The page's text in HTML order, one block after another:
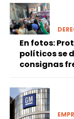
En fotos:
políticos se
consignas